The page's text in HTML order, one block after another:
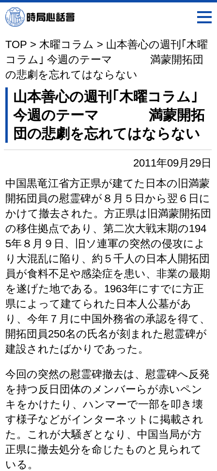
TOP >木曜コラム > 山本善心の週刊｢木曜
コラム｣ 今週のテーマ 満蒙開拓団
の悲劇を忘れてはならない
山本善心の週刊｢木曜コラム｣
今週のテーマ 満蒙開拓
団の悲劇を忘れてはならない
2011年09月29日
中国黒竜江省方正県が建てた日本の旧満蒙
開拓団員の慰霊碑が８月５日から翌６日に
かけて撤去された。方正県は旧満蒙開拓団
の移住拠点であり、第二次大戦末期の194
5年８月９日、旧ソ連軍の突然の侵攻によ
り大混乱に陥り、約５千人の日本人開拓団
員が食料不足や感染症を患い、非業の最期
を遂げた地である。1963年にすでに方正
県によって建てられた日本人公墓があ
り、今年７月に中国外務省の承認を得て、
開拓団員250名の氏名が刻まれた慰霊碑が
建設されたばかりであった。
今回の突然の慰霊碑撤去は、慰霊碑へ反発
を持つ反日団体のメンバーらが赤いペン
キをかけたり、ハンマーで一部を叩き壊
す様子などがインターネットに掲載され
た。これが大騒ぎとなり、中国当局が方
正県に撤去処分を命じたものと見られて
いる。